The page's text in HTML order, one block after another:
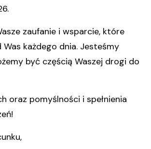
zaufanie i wsparcie, które
każdego dnia. Jesteśmy
być częścią Waszej drogi do
oraz pomyślności i spełnienia